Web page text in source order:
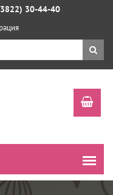
30-44-40